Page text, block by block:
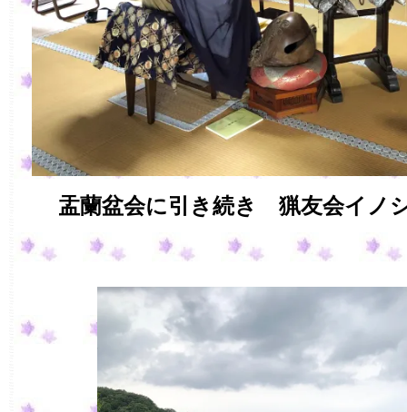
盂蘭盆会に引き続き 猟友会イノ